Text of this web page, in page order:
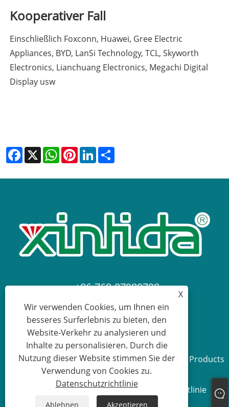
Kooperativer Fall
Einschließlich Foxconn, Huawei, Gree Electric
Appliances, BYD, LanSi Technology, TCL, Skyworth
Electronics, Lianchuang Electronics, Megachi Digital
Display usw
Facebook
X WhatsApp
PinterestLinkedIn
+86-769-87989708
dgdgxld@163.com
Copyright © 2024 Dongguan Xin Lida Anti-Static Products
Co., Ltd. Alle Rechte vorbehalten.
Sitemap RSS XML Datenschutzrichtlinie
X
Wir verwenden Cookies, um Ihnen ein
besseres Surferlebnis zu bieten, den
Website-Verkehr zu analysieren und
Inhalte zu personalisieren. Durch die
Nutzung dieser Website stimmen Sie der
Verwendung von Cookies zu.
Datenschutzrichtlinie
Ablehnen Akzeptieren